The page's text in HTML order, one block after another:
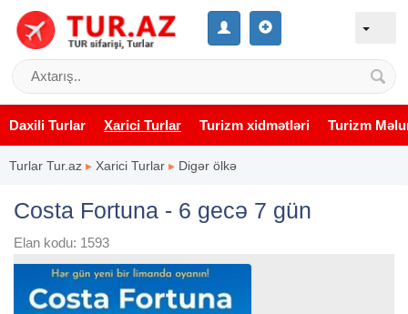
Daxili Turlar Xarici Turlar Turizm xidmətləri Turizm
Turlar Tur.az ▸ Xarici Turlar ▸ Digər ölkə
Costa Fortuna - 6 gecə 7 gün
Elan kodu: 1593